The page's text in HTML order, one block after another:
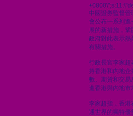
中國證券監督管
會公布一系列進
展的新措施，
政府對此表示熱
有關措施。
行政長官李家超
持香港和內地企
數、期貨和交
進香港與內地市
李家超指，香港
通世界的獨特優